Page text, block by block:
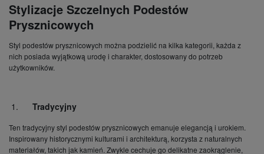
Stylizacje Szczelnych Podestów
Prysznicowych
Styl podestów prysznicowych można podzielić na kilka kategorii, każda z
nich posiada wyjątkową urodę i charakter, dostosowany do potrzeb
użytkowników.
Tradycyjny
Ten tradycyjny styl podestów prysznicowych emanuje elegancją i urokiem.
Inspirowany historycznymi kulturami i architekturą, korzysta z naturalnych
materiałów, takich jak kamień. Zwykle cechuje go delikatne zaokrąglenie,